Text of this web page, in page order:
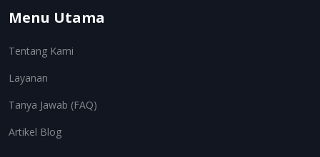
Menu Utama
Tentang Kami
Layanan
Tanya Jawab (FAQ)
Artikel Blog